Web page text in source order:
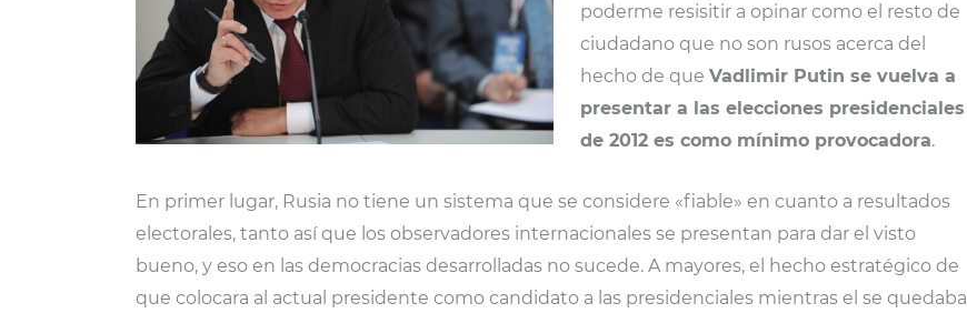
poderme resisitir a opinar como el resto de
ciudadano que no son rusos acerca del
hecho de que Vadlimir Putin se vuelva a
presentar a las elecciones presidenciales
de 2012 es como mínimo provocadora.
En primer lugar, Rusia no tiene un sistema que se considere «fiable» en cuanto a resultados
electorales, tanto así que los observadores internacionales se presentan para dar el visto
bueno, y eso en las democracias desarrolladas no sucede. A mayores, el hecho estratégico de
que colocara al actual presidente como candidato a las presidenciales mientras el se quedaba